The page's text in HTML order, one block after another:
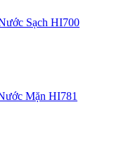
Sạch HI700
Mặn HI781